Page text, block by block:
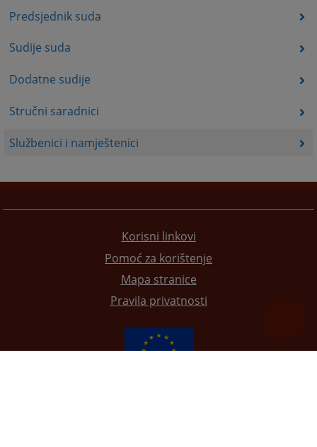
Predsjednik suda
Sudije suda
Dodatne sudije
Stručni saradnici
Službenici i namještenici
Korisni linkovi
Pomoć za korištenje
Mapa stranice
Pravila privatnosti